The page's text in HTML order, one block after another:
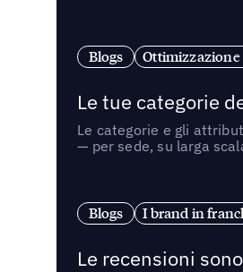
Blogs Ottimizzazione
Le tue categorie
Le categorie e gli
— per sede, su larga
Blogs I brand in
Le recensioni